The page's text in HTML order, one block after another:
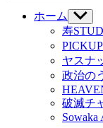
ホーム
Show
sub
menu
寿
ヤスナ
政治の
破滅チ
Sowaka